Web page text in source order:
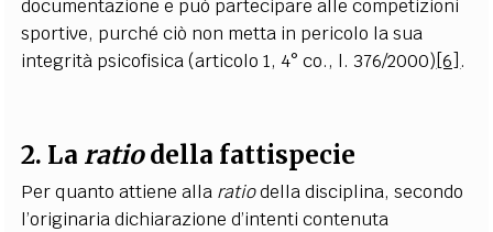
documentazione e può partecipare alle competizioni
sportive, purché ciò non metta in pericolo la sua
integrità psicofisica (articolo 1, 4° co., l. 376/2000)[6] .
2. La ratiodella fattispecie
Per quanto attiene alla ratiodella disciplina, secondo
l’originaria dichiarazione d’intenti contenuta